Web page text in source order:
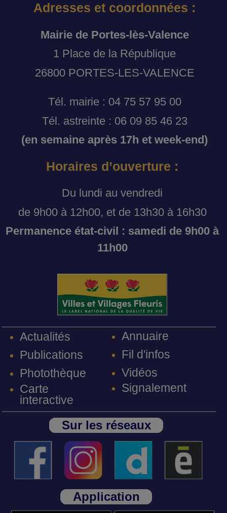
Adresses et coordonnées :
Mairie de Portes-lès-Valence
1 Place de la République
26800 PORTES-LES-VALENCE
Tél. mairie : 04 75 57 95 00
Tél. astreinte : 06 09 85 46 23
(en semaine après 17h et week-end)
Horaires d’ouverture :
Du lundi au vendredi
de 9h00 à 12h00, et de 13h30 à 16h30
Permanence état-civil : samedi de 9h00 à
11h00
Actualités
Publications
Photothèque
Carte
interactive
Annuaire
Fil d'infos
Vidéos
Signalement
Sur les réseaux
Application